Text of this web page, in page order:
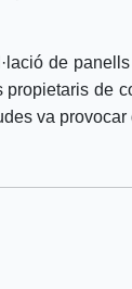
de
de
va